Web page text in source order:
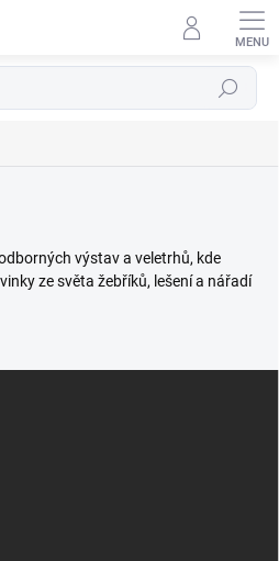
Hledat
výstav a veletrhů, kde
ze světa žebříků, lešení a nářadí